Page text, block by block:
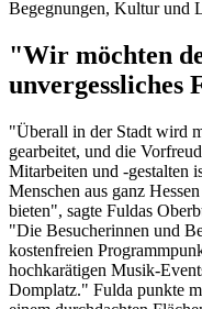
Begegnungen, Kultur und
"Wir möchten
unvergessliches
"Überall in der Stadt wird
gearbeitet, und die
Mitarbeiten und -gestalten
Menschen aus ganz
bieten", sagte Fuldas
"Die Besucherinnen und
kostenfreien
hochkarätigen Musik-
Domplatz." Fulda punkte